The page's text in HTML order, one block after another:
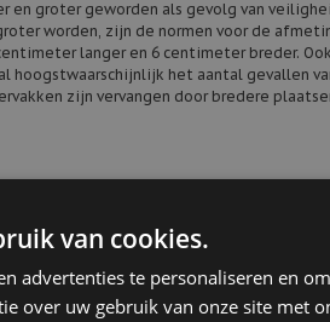
en groter geworden als gevolg van
worden, zijn de normen voor de
langer en 6 centimeter breder.
het aantal gevallen
zijn vervangen door bredere
Autocentrum Douwe de Beer beschikt
helpen bij het herstellen van de
gratis vervangend vervoer aan totdat uw
eenafspraak bij onze werkplaats
van cookies.
advertenties te personaliseren en
over uw gebruik van onze site met